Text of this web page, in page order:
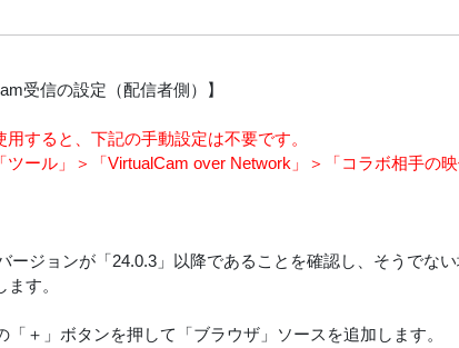
受信の設定（配信者側）】
用すると、下記の手動設定は不要です。
ツール」＞「VirtualCam over Network」＞「コラボ相手の
ージョンが「24.0.3」以降であることを確認し、そうでな
す。
「＋」ボタンを押して「ブラウザ」ソースを追加します。